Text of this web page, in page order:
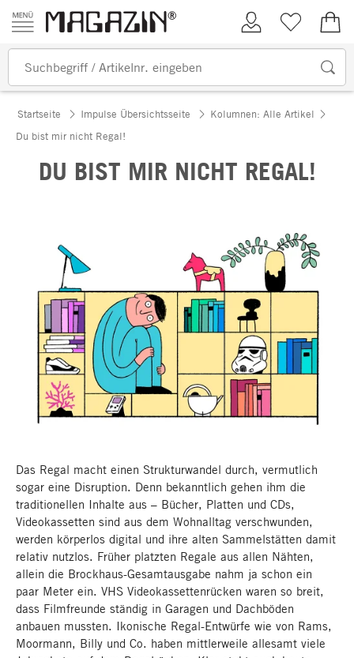
Zum Inhalt springen
Kundenkonto
Merkliste
Startseite Impulse Übersichtsseite
Kolumnen: Alle Artikel
Du bist mir nicht Regal!
DU BIST MIR NICHT REGAL!
Das Regal macht einen Strukturwandel durch, vermutlich
sogar eine Disruption. Denn bekanntlich gehen ihm die
traditionellen Inhalte aus – Bücher, Platten und CDs,
Videokassetten sind aus dem Wohnalltag verschwunden,
werden körperlos digital und ihre alten Sammelstätten damit
relativ nutzlos. Früher platzten Regale aus allen Nähten,
allein die Brockhaus-Gesamtausgabe nahm ja schon ein
paar Meter ein. VHS Videokassettenrücken waren so breit,
dass Filmfreunde ständig in Garagen und Dachböden
anbauen mussten. Ikonische Regal-Entwürfe wie von Rams,
Moormann, Billy und Co. haben mittlerweile allesamt viele